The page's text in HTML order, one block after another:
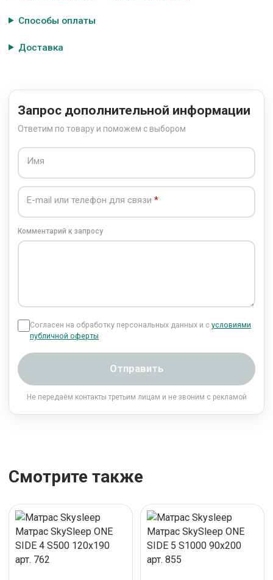
Способы оплаты
Доставка
Запрос дополнительной информации
Ответим по товару и поможем с выбором
Имя
E-mail или телефон для связи
Комментарий к запросу
Согласен на обработку персональных данных и с условиями
публичной оферты
Отправить
Не передаём контакты третьим лицам и не звоним с рекламой
Смотрите также